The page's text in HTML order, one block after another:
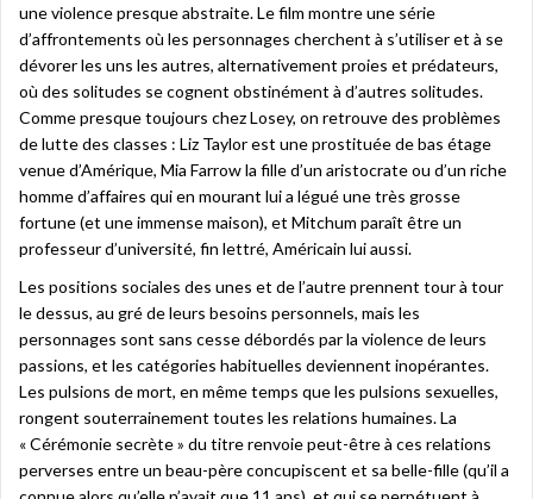
une violence presque abstraite. Le film montre une série
d’affrontements où les personnages cherchent à s’utiliser et à se
dévorer les uns les autres, alternativement proies et prédateurs,
où des solitudes se cognent obstinément à d’autres solitudes.
Comme presque toujours chez Losey, on retrouve des problèmes
de lutte des classes : Liz Taylor est une prostituée de bas étage
venue d’Amérique, Mia Farrow la fille d’un aristocrate ou d’un riche
homme d’affaires qui en mourant lui a légué une très grosse
fortune (et une immense maison), et Mitchum paraît être un
professeur d’université, fin lettré, Américain lui aussi.
Les positions sociales des unes et de l’autre prennent tour à tour
le dessus, au gré de leurs besoins personnels, mais les
personnages sont sans cesse débordés par la violence de leurs
passions, et les catégories habituelles deviennent inopérantes.
Les pulsions de mort, en même temps que les pulsions sexuelles,
rongent souterrainement toutes les relations humaines. La
« Cérémonie secrète » du titre renvoie peut-être à ces relations
perverses entre un beau-père concupiscent et sa belle-fille (qu’il a